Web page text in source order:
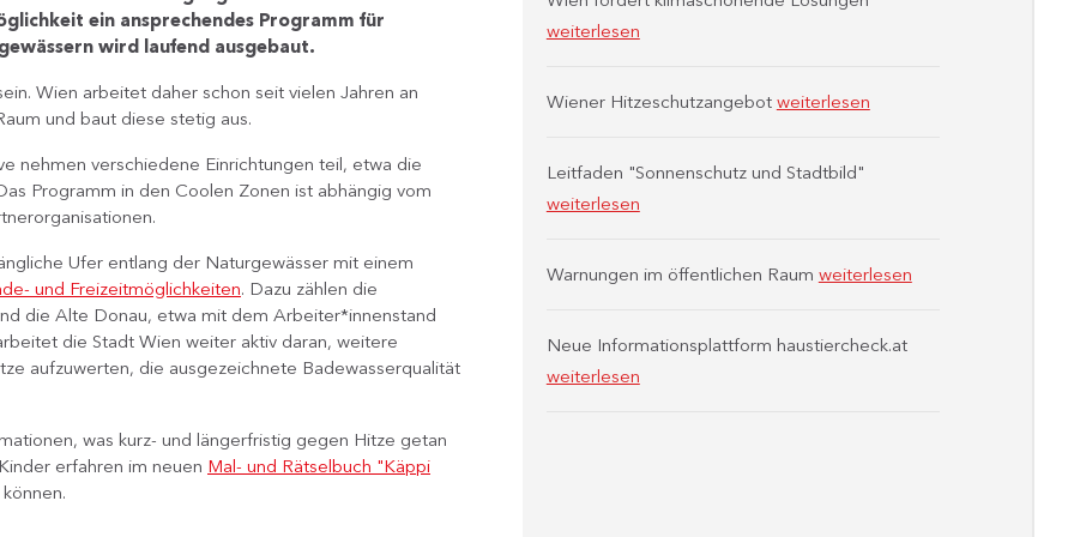
ein ansprechendes Programm für
wird laufend ausgebaut.
Wien arbeitet daher schon seit vielen Jahren an
und baut diese stetig aus.
nehmen verschiedene Einrichtungen teil, etwa die
Programm in den Coolen Zonen ist abhängig vom
Ufer entlang der Naturgewässer mit einem
und Freizeitmöglichkeiten. Dazu zählen die
die Alte Donau, etwa mit dem Arbeiter*innenstand
die Stadt Wien weiter aktiv daran, weitere
aufzuwerten, die ausgezeichnete Badewasserqualität
was kurz- und längerfristig gegen Hitze getan
erfahren im neuen Mal- und Rätselbuch "Käppi
weiterlesen
Wiener Hitzeschutzangebot weiterlesen
Leitfaden "Sonnenschutz und Stadtbild"
weiterlesen
Warnungen im öffentlichen Raum weiterlesen
Neue Informationsplattform haustiercheck.at
weiterlesen